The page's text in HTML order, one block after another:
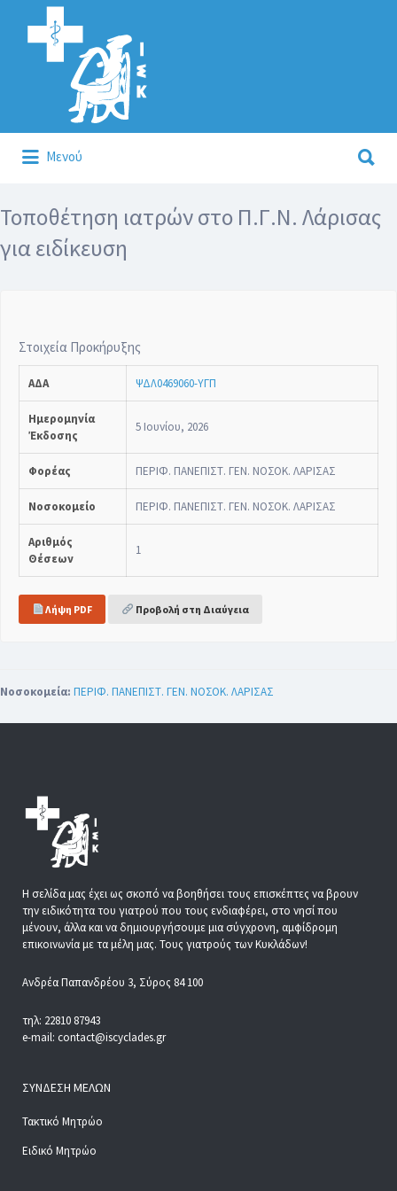
Αναζήτηση
για:
Μενού
για:
Τοποθέτηση ιατρών στο Π.Γ.Ν. Λάρισας
για ειδίκευση
Στοιχεία Προκήρυξης
ΑΔΑ ΨΔΛ0469060-ΥΓΠ
Ημερομηνία
Έκδοσης
5 Ιουνίου, 2026
Φορέας ΠΕΡΙΦ. ΠΑΝΕΠΙΣΤ. ΓΕΝ. ΝΟΣΟΚ. ΛΑΡΙΣΑΣ
Νοσοκομείο ΠΕΡΙΦ. ΠΑΝΕΠΙΣΤ. ΓΕΝ. ΝΟΣΟΚ. ΛΑΡΙΣΑΣ
Αριθμός
Θέσεων
1
Λήψη PDF Προβολή στη Διαύγεια
Νοσοκομεία: ΠΕΡΙΦ. ΠΑΝΕΠΙΣΤ. ΓΕΝ. ΝΟΣΟΚ. ΛΑΡΙΣΑΣ
Η σελίδα μας έχει ως σκοπό να βοηθήσει τους επισκέπτες να βρουν
την ειδικότητα του γιατρού που τους ενδιαφέρει, στο νησί που
μένουν, άλλα και να δημιουργήσουμε μια σύγχρονη, αμφίδρομη
επικοινωνία με τα μέλη μας. Τους γιατρούς των Κυκλάδων!
Ανδρέα Παπανδρέου 3, Σύρος 84 100
τηλ: 22810 87943
e-mail: contact@iscyclades.gr
ΣΎΝΔΕΣΗ ΜΕΛΏΝ
Τακτικό Μητρώο
Ειδικό Μητρώο